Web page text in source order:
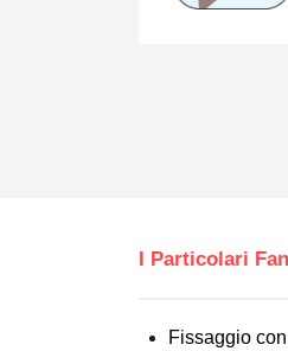
I Particolari
Fissaggio